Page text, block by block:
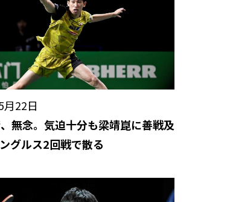
月22日
無念。気迫十分も梁靖崑に善戦及
グルス2回戦で散る